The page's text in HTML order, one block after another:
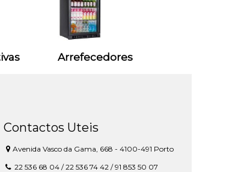
Arrefecedores
Contactos Uteis
Avenida Vasco da Gama, 668 - 4100-491 Porto
22 536 68 04 / 22 536 74 42 / 91 853 50 07